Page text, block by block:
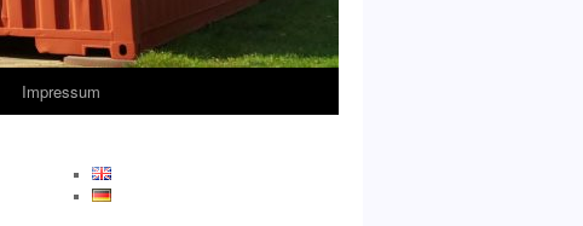
Impressum